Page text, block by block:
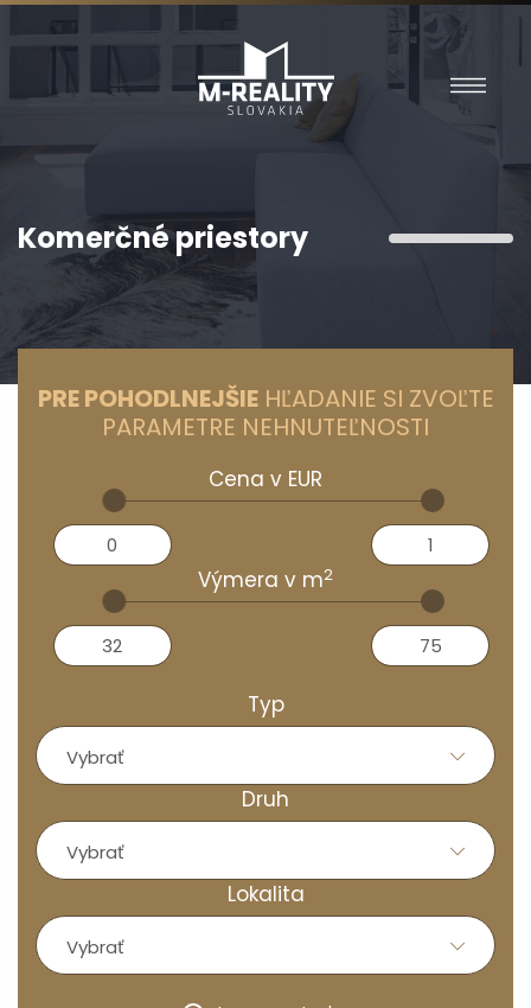
Komerčné priestory
PRE POHODLNEJŠIEHĽADANIE SI ZVOĽTE
PARAMETRE NEHNUTEĽNOSTI
Cena v EUR
Výmera v m2
Typ
Vybrať
Druh
Vybrať
Lokalita
Vybrať